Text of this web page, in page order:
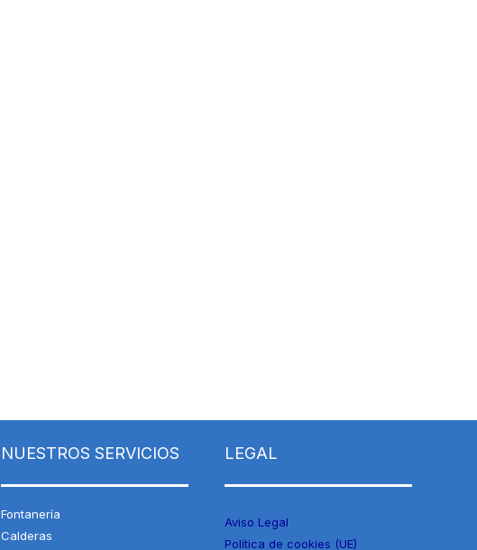
NUESTROS SERVICIOS
Fontanería
Calderas
LEGAL
Aviso Legal
Política de cookies (UE)